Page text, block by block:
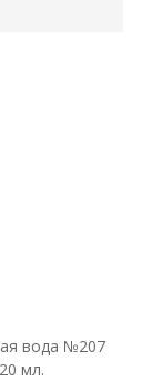
вода №207
мл.